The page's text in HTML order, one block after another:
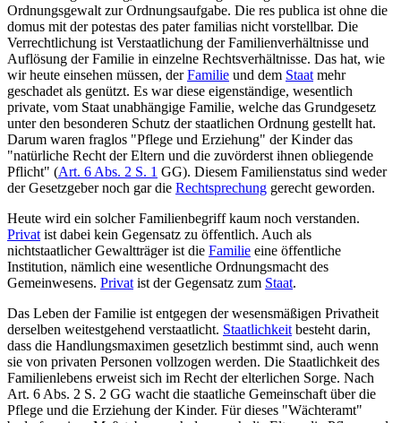
Ordnungsgewalt zur Ordnungs­aufgabe. Die res publica ist ohne die
domus mit der potestas des pater familias nicht vorstellbar. Die
Verrechtlichung ist Verstaatlichung der Familien­verhältnisse und
Auflösung der Familie in einzelne Rechts­verhältnisse. Das hat, wie
wir heute einsehen müssen, derFamilie und dem Staatmehr
geschadet als genützt. Es war diese eigenständige, wesentlich
private, vom Staat unabhängige Familie, welche das Grundgesetz
unter den besonderen Schutz der staatlichen Ordnung gestellt hat.
Darum waren fraglos "Pflege und Erziehung" der Kinder das
"natürliche Recht der Eltern und die zuvörderst ihnen obliegende
Pflicht" (Art. 6 Abs. 2 S. 1 GG). Diesem Familienstatus sind weder
der Gesetzgeber noch gar die Rechtsprechung gerecht geworden.
Heute wird ein solcher Familienbegriff kaum noch verstanden.
Privatist dabei kein Gegensatz zu öffentlich. Auch als
nichtstaatlicher Gewaltträger ist die Familie eine öffentliche
Institution, nämlich eine wesentliche Ordnungsmacht des
Gemeinwesens. Privatist der Gegensatz zum Staat.
Das Leben der Familie ist entgegen der wesens­mäßigen Privatheit
derselben weitest­gehend verstaatlicht. Staatlichkeitbesteht darin,
dass die Handlungs­maximen gesetzlich bestimmt sind, auch wenn
sie von privaten Personen vollzogen werden. Die Staatlichkeit des
Familienlebens erweist sich im Recht der elterlichen Sorge. Nach
Art. 6 Abs. 2 S. 2 GG wacht die staatliche Gemeinschaft über die
Pflege und die Erziehung der Kinder. Für dieses "Wächteramt"